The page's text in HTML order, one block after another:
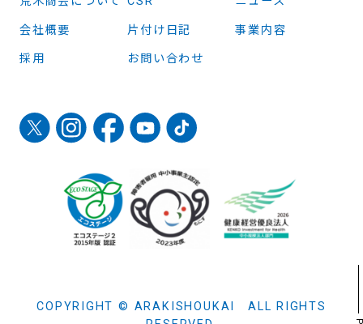
会社概要 片付け日記 事業内容
採用 お問い合わせ
COPYRIGHT © ARAKISHOUKAI ALL RIGHTS